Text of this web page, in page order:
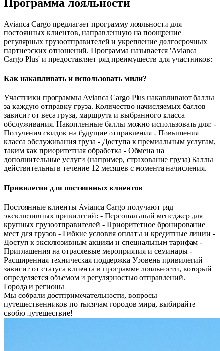
Программа лояльности
Avianca Cargo предлагает программу лояльности для
постоянных клиентов, направленную на поощрение
регулярных грузоотправителей и укрепление долгосрочных
партнерских отношений. Программа называется 'Avianca
Cargo Plus' и предоставляет ряд преимуществ для участников:
Как накапливать и использовать мили?
Участники программы Avianca Cargo Plus накапливают баллы
за каждую отправку груза. Количество начисляемых баллов
зависит от веса груза, маршрута и выбранного класса
обслуживания. Накопленные баллы можно использовать для: -
Получения скидок на будущие отправления - Повышения
класса обслуживания груза - Доступа к премиальным услугам,
таким как приоритетная обработка - Обмена на
дополнительные услуги (например, страхование груза) Баллы
действительны в течение 12 месяцев с момента начисления.
Привилегии для постоянных клиентов
Постоянные клиенты Avianca Cargo получают ряд
эксклюзивных привилегий: - Персональный менеджер для
крупных грузоотправителей - Приоритетное бронирование
мест для грузов - Гибкие условия оплаты и кредитные линии -
Доступ к эксклюзивным акциям и специальным тарифам -
Приглашения на отраслевые мероприятия и семинары -
Расширенная техническая поддержка Уровень привилегий
зависит от статуса клиента в программе лояльности, который
определяется объемом и регулярностью отправлений.
Города и регионы
Мы собрали достпримечательности, вопросы
путешественников по тысячам городов мира, выбирайте
свобю путешествие!